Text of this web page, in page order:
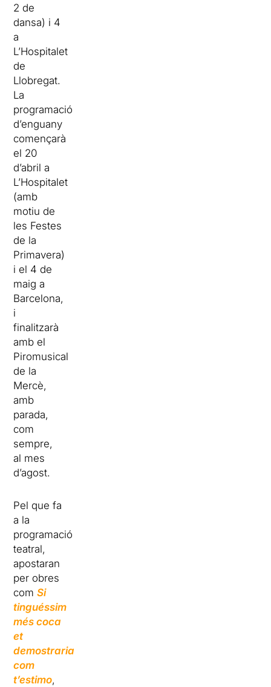
2 de
dansa) i 4
a
L’Hospitalet
de
Llobregat.
La
programació
d’enguany
començarà
el 20
d’abril a
L’Hospitalet
(amb
motiu de
les Festes
de la
Primavera)
i el 4 de
maig a
Barcelona,
i
finalitzarà
amb el
Piromusical
de la
Mercè,
amb
parada,
com
sempre,
al mes
d’agost.
Pel que fa
a la
programació
teatral,
apostaran
per obres
comSi
tinguéssim
més coca
et
demostraria
com
t’estimo,